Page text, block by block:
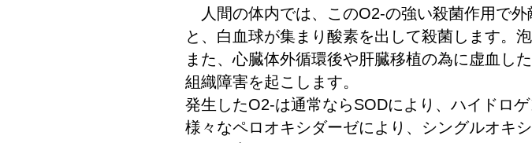
人間の体内では、このO2-の強い殺菌作用で
と、白血球が集まり酸素を出して殺菌します。
また、心臓体外循環後や肝臓移植の為に虚血し
組織障害を起こします。
発生したO2-は通常ならSODにより、ハイドロ
様々なペロオキシダーゼにより、シングルオキ